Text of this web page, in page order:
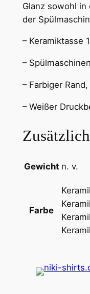
k
t
s
3
l
e
Glanz sowohl
der
– Keramiktasse
–
– Farbiger
– Weißer
Gewicht n. v.
Farbe